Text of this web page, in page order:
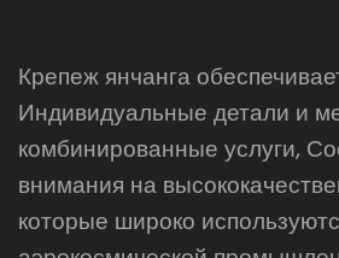
Крепеж янчанга
Индивидуальные детали и
комбинированные услуги,
внимания на
которые широко